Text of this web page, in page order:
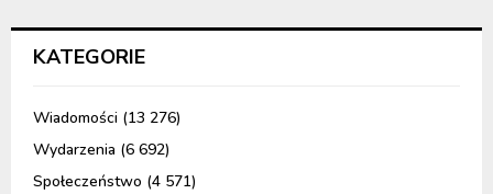
KATEGORIE
Wiadomości (13 276)
Wydarzenia (6 692)
Społeczeństwo (4 571)